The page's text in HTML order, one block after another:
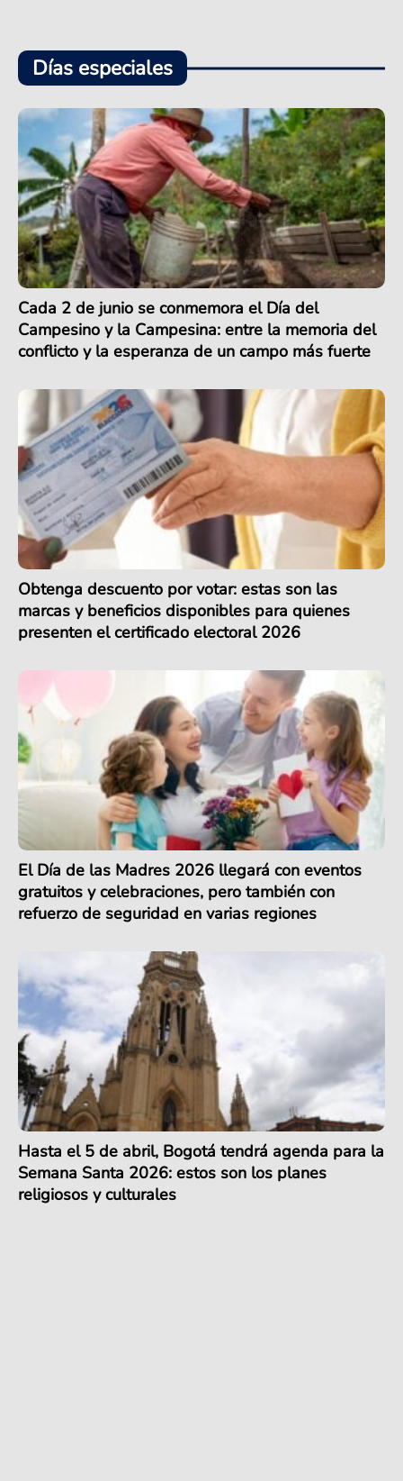
Días especiales
Cada 2 de junio se conmemora el Día del
Campesino y la Campesina: entre la memoria del
conflicto y la esperanza de un campo más fuerte
Obtenga descuento por votar: estas son las
marcas y beneficios disponibles para quienes
presenten el certificado electoral 2026
El Día de las Madres 2026 llegará con eventos
gratuitos y celebraciones, pero también con
refuerzo de seguridad en varias regiones
Hasta el 5 de abril, Bogotá tendrá agenda para la
Semana Santa 2026: estos son los planes
religiosos y culturales